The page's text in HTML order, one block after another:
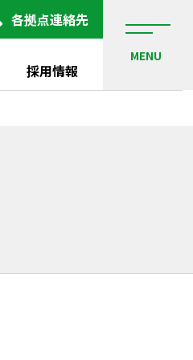
各拠点連絡先
採用情報
MENU